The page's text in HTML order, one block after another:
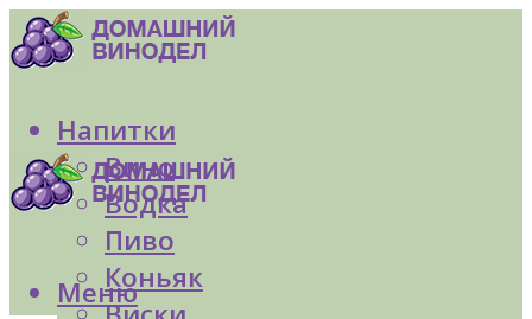
Напитки
Вино
Водка
Пиво
Коньяк
Меню